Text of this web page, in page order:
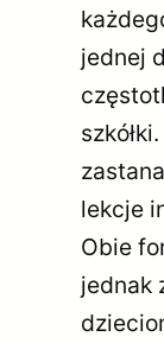
jednej
lekcje
Obie
jednak